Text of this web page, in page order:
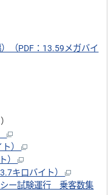
（PDF：13.59メガバイ
ト）
）
キロバイト）
ー試験運行 乗客数集